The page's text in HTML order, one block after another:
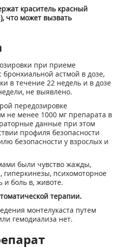
краситель красный
что может вызвать
при приеме
астмой в дозе,
в течение 22 недель и в дозе
не выявлено.
передозировке
не менее 1000 мг препарата в
данные при этом
профиля безопасности
безопасности у взрослых и
были чувство жажды,
гиперкинезы, психомоторное
и боль в, животе.
терапии.
монтелукаста путем
гемодиализа нет.